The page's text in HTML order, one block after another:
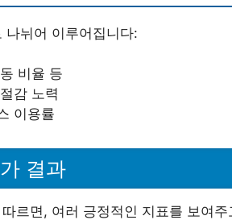
나뉘어 이루어집니다:
비율 등
감 노력
이용률
결과
르면, 여러 긍정적인 지표를 보여주